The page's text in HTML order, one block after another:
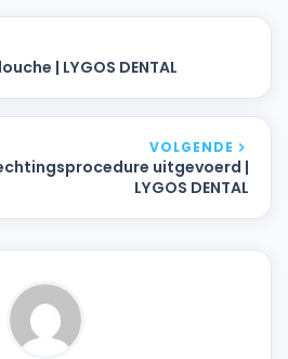
| LYGOS DENTAL
VOLGENDE
uitgevoerd |
LYGOS DENTAL